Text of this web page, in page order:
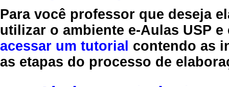
Para você professor que deseja
utilizar o ambiente e-Aulas USP
acessar um tutorial contendo as
as etapas do processo de